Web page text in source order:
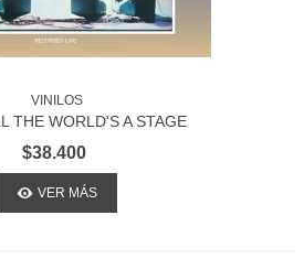
VINILOS
THE WORLD'S A STAGE
$38.400
VER MÁS